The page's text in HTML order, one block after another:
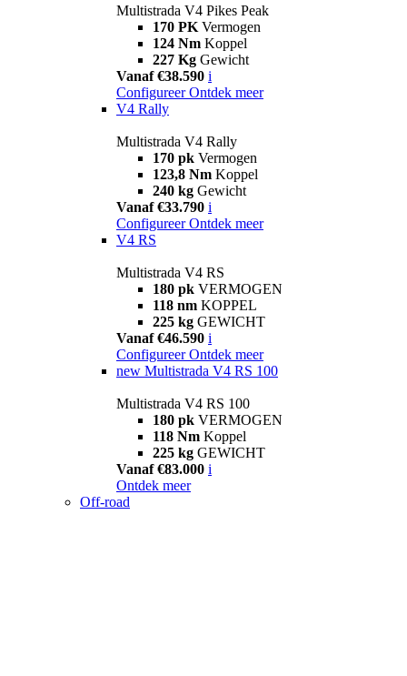
Multistrada V4 Pikes Peak
170 PK Vermogen
124 Nm Koppel
227 Kg Gewicht
Vanaf €38.590 i
Configureer Ontdek meer
V4 Rally
Multistrada V4 Rally
170 pk Vermogen
123,8 Nm Koppel
240 kg Gewicht
Vanaf €33.790 i
Configureer Ontdek meer
V4 RS
Multistrada V4 RS
180 pk VERMOGEN
118 nm KOPPEL
225 kg GEWICHT
Vanaf €46.590 i
Configureer Ontdek meer
new Multistrada V4 RS 100
Multistrada V4 RS 100
180 pk VERMOGEN
118 Nm Koppel
225 kg GEWICHT
Vanaf €83.000 i
Ontdek meer
Off-road